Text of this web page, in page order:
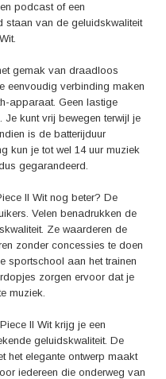
podcast of een
staan van de geluidskwaliteit
gemak van draadloos
eenvoudig verbinding maken
apparaat. Geen lastige
kunt vrij bewegen terwijl je
is de batterijduur
kun je tot wel 14 uur muziek
gegarandeerd.
II Wit nog beter? De
Velen benadrukken de
Ze waarderen de
zonder concessies te doen
sportschool aan het trainen
zorgen ervoor dat je
muziek.
II Wit krijg je een
geluidskwaliteit. De
het elegante ontwerp maakt
iedereen die onderweg van